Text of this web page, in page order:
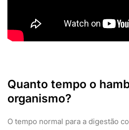
Quanto tempo o
organismo?
O tempo normal para a digestão